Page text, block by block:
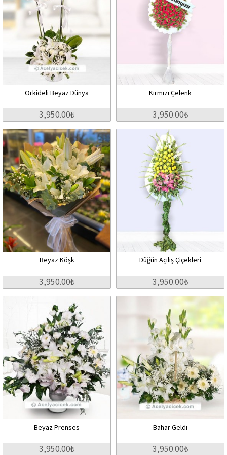
Orkideli Beyaz Dünya
3,950.00₺
Kırmızı Çelenk
3,950.00₺
Beyaz Köşk
3,950.00₺
Düğün Açılış Çiçekleri
3,950.00₺
Beyaz Prenses
3,950.00₺
Bahar Geldi
3,950.00₺